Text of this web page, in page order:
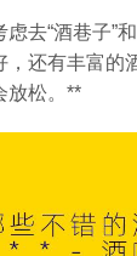
去“酒巷子”
，还有丰富的
放松。**